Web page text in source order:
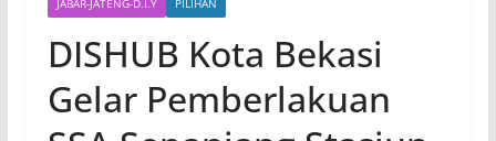
JABAR-JATENG-D.I.Y PILIHAN
DISHUB Kota Bekasi
Gelar Pemberlakuan